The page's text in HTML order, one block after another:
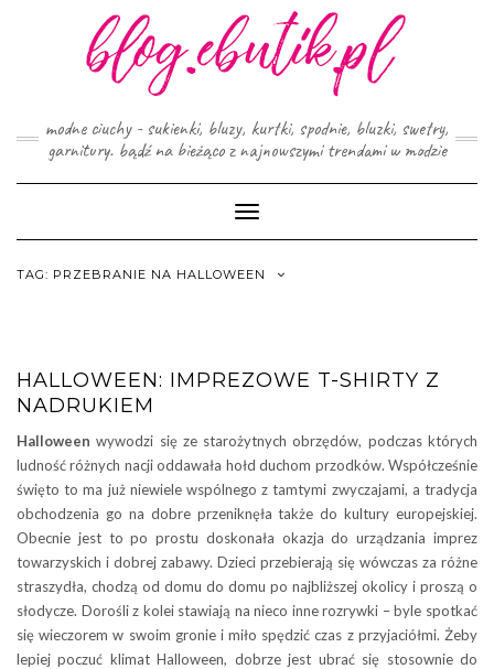
modne ciuchy - sukienki, bluzy, kurtki, spodnie, bluzki, swetry,
garnitury. bądź na bieżąco z najnowszymi trendami w modzie
Toggle
Navigation
TAG: PRZEBRANIE NA HALLOWEEN
HALLOWEEN: IMPREZOWE T-SHIRTY Z
NADRUKIEM
Halloween wywodzi się ze starożytnych obrzędów, podczas których
ludność różnych nacji oddawała hołd duchom przodków. Współcześnie
święto to ma już niewiele wspólnego z tamtymi zwyczajami, a tradycja
obchodzenia go na dobre przeniknęła także do kultury europejskiej.
Obecnie jest to po prostu doskonała okazja do urządzania imprez
towarzyskich i dobrej zabawy. Dzieci przebierają się wówczas za różne
straszydła, chodzą od domu do domu po najbliższej okolicy i proszą o
słodycze. Dorośli z kolei stawiają na nieco inne rozrywki – byle spotkać
się wieczorem w swoim gronie i miło spędzić czas z przyjaciółmi. Żeby
lepiej poczuć klimat Halloween, dobrze jest ubrać się stosownie do